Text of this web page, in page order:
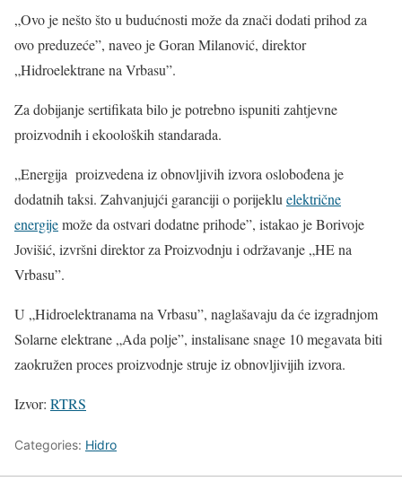
„Ovo je nešto što u budućnosti može da znači dodati prihod za
ovo preduzeće”, naveo je Goran Milanović, direktor
„Hidroelektrane na Vrbasu”.
Za dobijanje sertifikata bilo je potrebno ispuniti zahtjevne
proizvodnih i ekooloških standarada.
„Energija proizvedena iz obnovljivih izvora oslobođena je
dodatnih taksi. Zahvanjujći garanciji o porijeklu električne
energijemože da ostvari dodatne prihode”, istakao je Borivoje
Јovišić, izvršni direktor za Proizvodnju i održavanje „HE na
Vrbasu”.
U „Hidroelektranama na Vrbasu”, naglašavaju da će izgradnjom
Solarne elektrane „Ada polje”, instalisane snage 10 megavata biti
zaokružen proces proizvodnje struje iz obnovljivijih izvora.
Izvor: RTRS
Categories: Hidro